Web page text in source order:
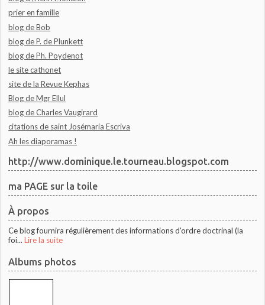
prier en famille
blog de Bob
blog de P. de Plunkett
blog de Ph. Poydenot
le site cathonet
site de la Revue Kephas
Blog de Mgr Ellul
blog de Charles Vaugirard
citations de saint Josémaria Escriva
Ah les diaporamas !
http://www.dominique.le.tourneau.blogspot.com
ma PAGE sur la toile
À propos
Ce blog fournira régulièrement des informations d'ordre doctrinal (la
foi... Lire la suite
Albums photos